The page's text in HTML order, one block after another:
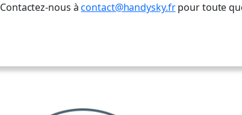
Contactez-nous àcontact@handysky.frpour toute